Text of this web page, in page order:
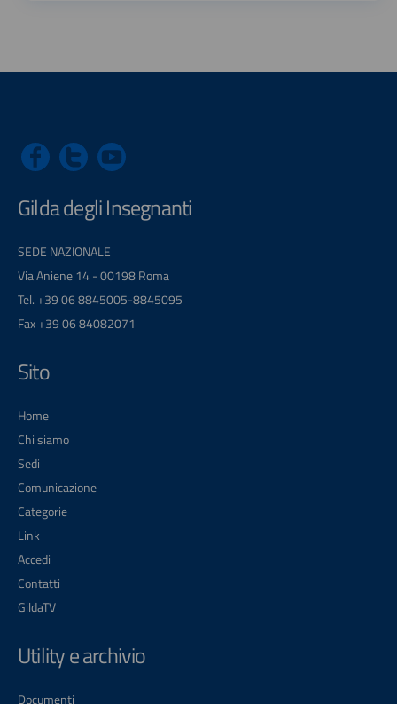
Gilda degli Insegnanti
SEDE NAZIONALE
Via Aniene 14 - 00198 Roma
Tel. +39 06 8845005-8845095
Fax +39 06 84082071
Sito
Home
Chi siamo
Sedi
Comunicazione
Categorie
Link
Accedi
Contatti
GildaTV
Utility e archivio
Documenti